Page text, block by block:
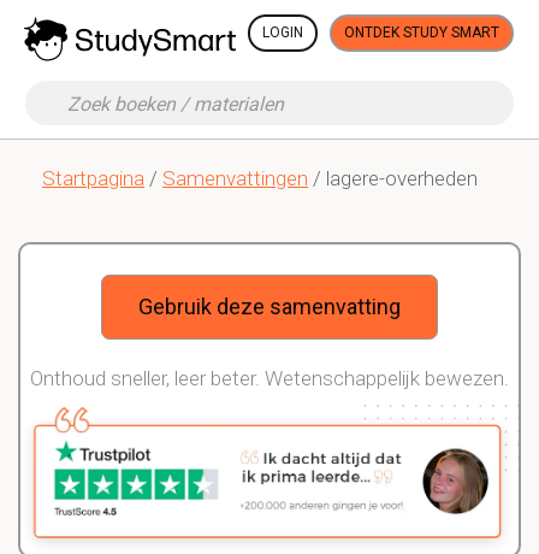
LOGIN ONTDEK STUDY SMART
Startpagina / Samenvattingen / lagere-overheden
Gebruik deze samenvatting
Onthoud sneller, leer beter. Wetenschappelijk bewezen.